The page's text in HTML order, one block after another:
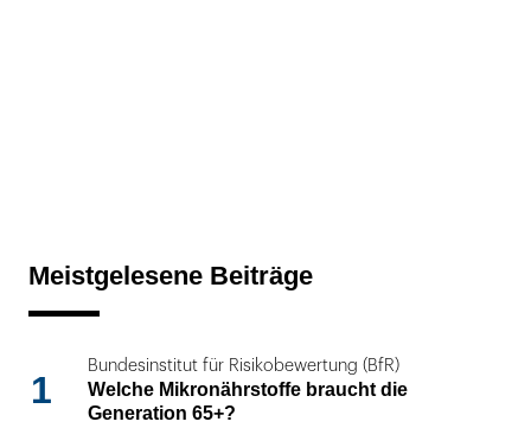
Meistgelesene Beiträge
1
Bundesinstitut für Risikobewertung (BfR)
Welche Mikronährstoffe braucht die
Generation 65+?